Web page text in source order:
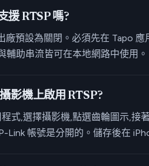
援 RTSP 嗎?
廠預設為關閉。必須先在 Tapo
輔助串流皆可在本地網路中使用。
影機上啟用 RTSP?
程式,選擇攝影機,點選齒輪圖示,接
帳號是分開的。儲存後在